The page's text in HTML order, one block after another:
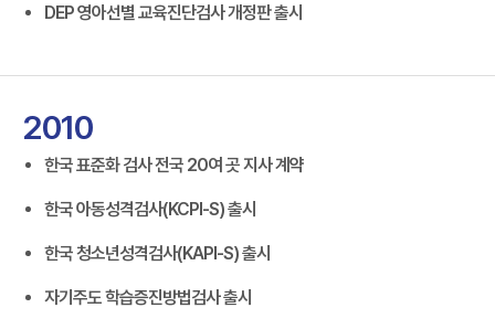
DEP 영아선별 교육진단검사 개정판 출시
2010
한국 표준화 검사 전국 20여 곳 지사 계약
한국 아동성격검사(KCPI-S) 출시
한국 청소년성격검사(KAPI-S) 출시
자기주도 학습증진방법검사 출시